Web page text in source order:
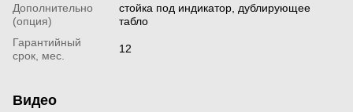
Дополнительно
(опция)
стойка под индикатор, дублирующее
табло
Гарантийный
срок, мес.
12
Видео